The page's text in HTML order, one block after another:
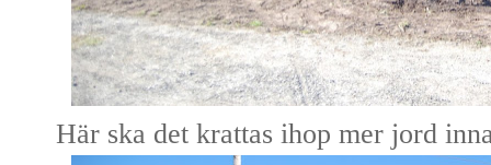
Här ska det krattas ihop mer jord